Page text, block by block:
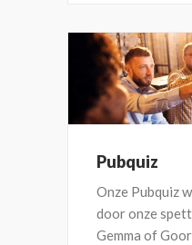
Pubquiz
Onze Pubquiz
door onze
Gemma of